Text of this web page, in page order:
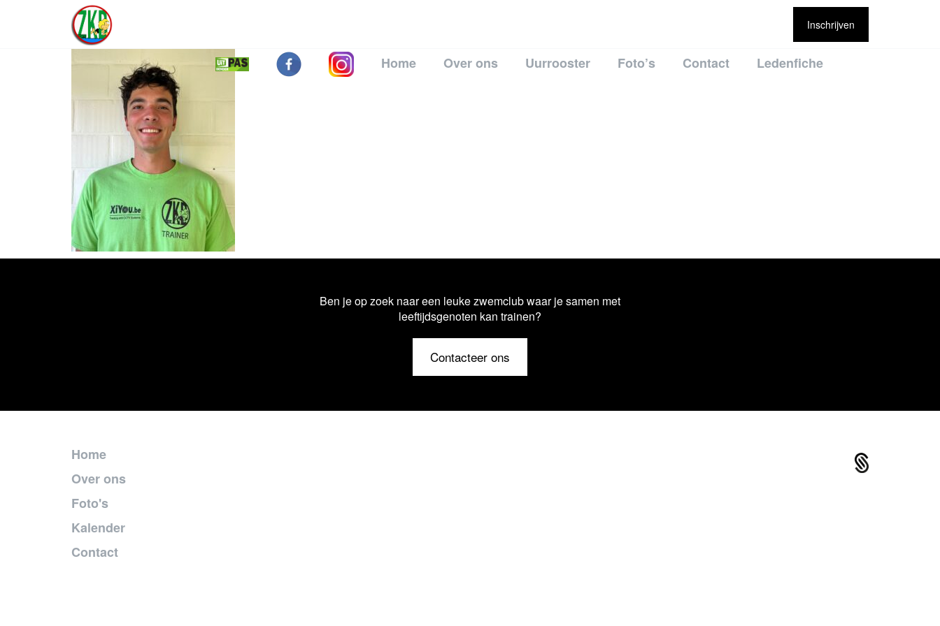
Inschrijven
Home Over ons Uurrooster Foto’s Contact Ledenfiche
Ben je op zoek naar een leuke zwemclub waar je samen met
leeftijdsgenoten kan trainen?
Contacteer ons
Home
Over ons
Foto's
Kalender
Contact